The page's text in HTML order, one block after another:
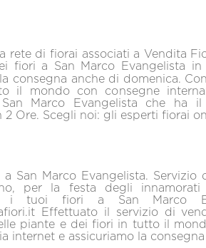
rete di fiorai associati a Vendita
fiori a San Marco Evangelista
consegna anche di domenica.
il mondo con consegne
Marco Evangelista che ha
2 Ore. Scegli noi: gli esperti fiorai
a San Marco Evangelista.
per la festa degli
i tuoi fiori a San Marco
Effettuato il servizio di
piante e dei fiori in tutto il
internet e assicuriamo la